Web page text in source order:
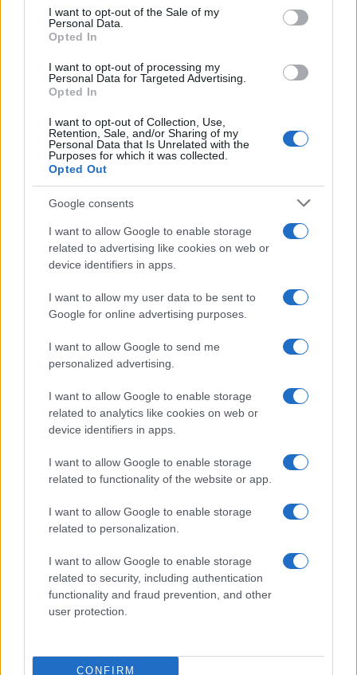
services and may gather and store information including but
not limited to your visit or usage behaviour. You may click to
grant or deny consent to Google and its third-party tags to
consent section.
I want to opt-out of the Sale of my
Personal Data.
Opted In
I want to opt-out of processing my
Personal Data for Targeted Advertising.
Opted In
I want to opt-out of Collection, Use,
Retention, Sale, and/or Sharing of my
Personal Data that Is Unrelated with the
Purposes for which it was collected.
Opted Out
Google consents
I want to allow Google to enable storage
related to advertising like cookies on web or
device identifiers in apps.
I want to allow my user data to be sent to
Google for online advertising purposes.
I want to allow Google to send me
personalized advertising.
I want to allow Google to enable storage
related to analytics like cookies on web or
device identifiers in apps.
I want to allow Google to enable storage
related to functionality of the website or app.
I want to allow Google to enable storage
related to personalization.
I want to allow Google to enable storage
related to security, including authentication
functionality and fraud prevention, and other
user protection.
CONFIRM